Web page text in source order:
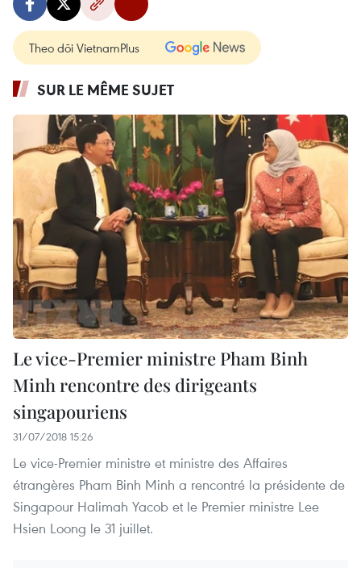
Theo dõi VietnamPlus
SUR LE MÊME SUJET
Le vice-Premier ministre Pham Binh
Minh rencontre des dirigeants
singapouriens
31/07/2018 15:26
Le vice-Premier ministre et ministre des Affaires
étrangères Pham Binh Minh a rencontré la présidente de
Singapour Halimah Yacob et le Premier ministre Lee
Hsien Loong le 31 juillet.